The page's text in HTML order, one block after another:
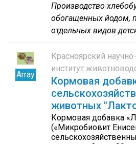
Производство
обогащенных йодом,
отдельных видов
Array
Красноярский
институт
Кормовая
животных
Кормовая добавка
(«Микробиовит